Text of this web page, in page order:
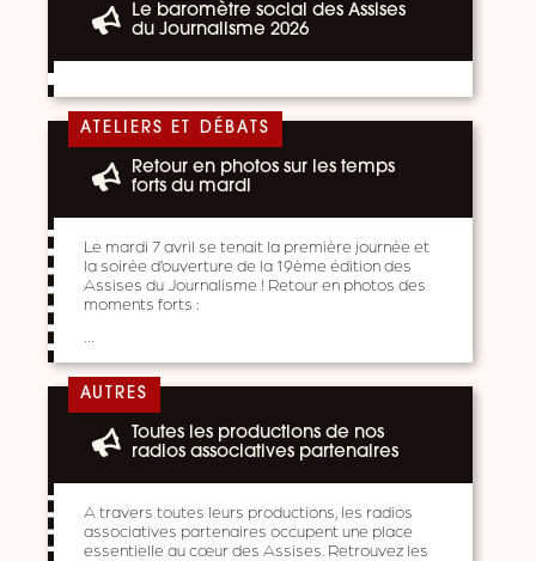
Le baromètre social des Assises
du Journalisme 2026
ATELIERS ET DÉBATS
Retour en photos sur les temps
forts du mardi
Le mardi 7 avril se tenait la première journée et
la soirée d’ouverture de la 19ème édition des
Assises du Journalisme ! Retour en photos des
moments forts :
AUTRES
Toutes les productions de nos
radios associatives partenaires
A travers toutes leurs productions, les radios
associatives partenaires occupent une place
essentielle au cœur des Assises. Retrouvez les